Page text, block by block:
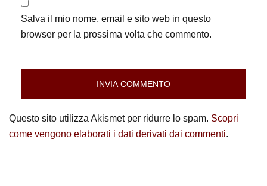
Salva il mio nome, email e sito web in questo
browser per la prossima volta che commento.
Questo sito utilizza Akismet per ridurre lo spam. Scopri
come vengono elaborati i dati derivati dai commenti.